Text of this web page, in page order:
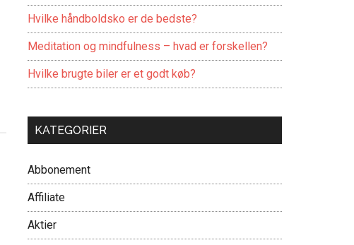
Hvilke håndboldsko er de bedste?
Meditation og mindfulness – hvad er forskellen?
Hvilke brugte biler er et godt køb?
KATEGORIER
Abbonement
Affiliate
Aktier